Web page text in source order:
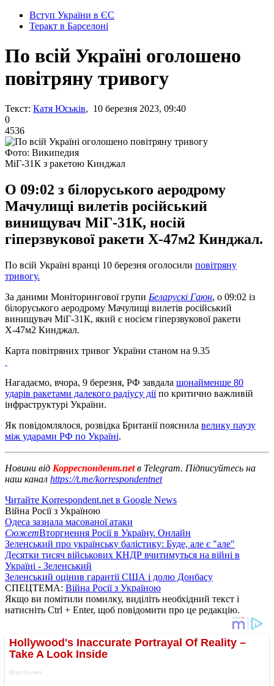
Вступ України в ЄС
Теракт в Барселоні
По всій Україні оголошено
повітряну тривогу
Текст: Катя Юськів, 10 березня 2023, 09:40
0
4536
Фото: Википедия
МіГ-31К з ракетою Кинджал
О 09:02 з білоруського аеродрому
Мачулищі вилетів російський
винищувач МіГ-31К, носій
гіперзвукової ракети Х-47м2 Кинджал.
По всій Україні вранці 10 березня оголосили повітряну
тривогу.
За даними Моніторингової групи Беларускі Гаюн, о 09:02 із
білоруського аеродрому Мачулищі вилетів російський
винищувач МіГ-31К, який є носієм гіперзвукової ракети
Х-47м2 Кинджал.
Карта повітряних тривог України станом на 9.35
Нагадаємо, вчора, 9 березня, РФ завдала щонайменше 80
ударів ракетами далекого радіусу діїпо критично важливій
інфраструктурі України.
Як повідомлялося, розвідка Британії пояснила велику паузу
між ударами РФ по Україні.
Новини від Корреспондент.netв Telegram. Підписуйтесь на
наш канал https://t.me/korrespondentnet
Читайте Korrespondent.net в Google News
Війна Росії з Україною
Одеса зазнала масованої атаки
СюжетВторгнення Росії в Україну. Онлайн
Зеленський про українську балістику: Буде, але є "але"
Десятки тисяч військових КНДР вчитимуться на війні в
Україні - Зеленський
Зеленський оцінив гарантії США і долю Донбасу
СПЕЦТЕМА: Війна Росії з Україною
Якщо ви помітили помилку, виділіть необхідний текст і
натисніть Ctrl + Enter, щоб повідомити про це редакцію.